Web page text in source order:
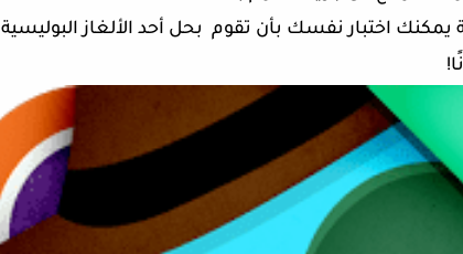
اختبار نفسك بأن تقوم بحل أحد الألغاز البوليسية